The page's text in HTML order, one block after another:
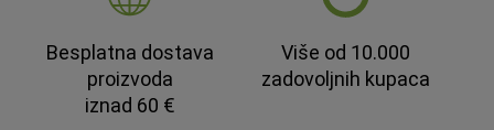
Besplatna dostava
proizvoda
iznad 60 €
Više od 10.000
zadovoljnih kupaca